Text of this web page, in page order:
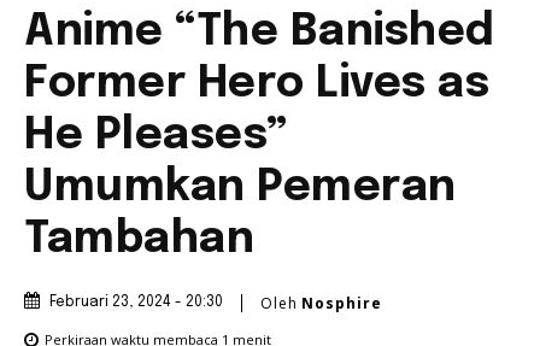
Anime “The Banished
Former Hero Lives as
He Pleases”
Umumkan Pemeran
Tambahan
Februari 23, 2024 - 20:30 Oleh Nosphire
Perkiraan waktu membaca 1 menit